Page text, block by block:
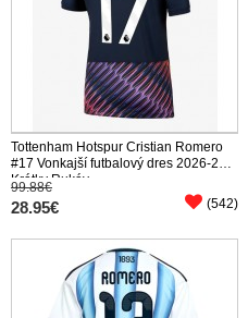
Tottenham Hotspur Cristian Romero
#17 Vonkajší futbalový dres 2026-27
Krátky Rukáv
99.88€
28.95€ (542)